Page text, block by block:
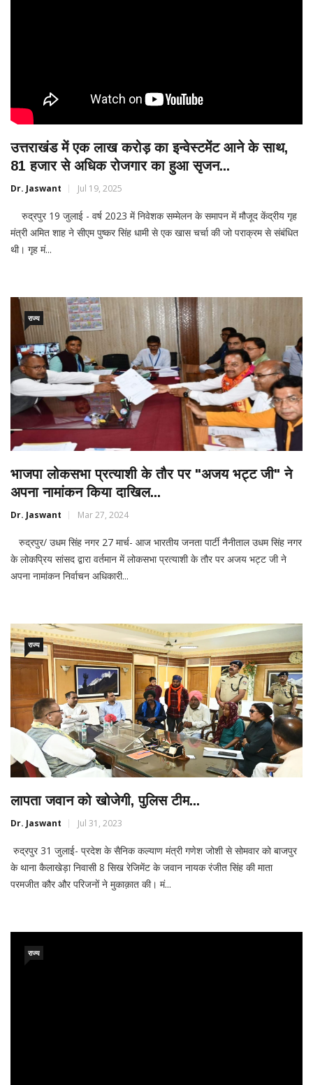
उत्तराखंड में एक लाख करोड़ का इन्वेस्टमेंट आने के साथ,
81 हजार से अधिक रोजगार का हुआ सृजन...
Dr. Jaswant Jul 19, 2025
रुद्रपुर 19 जुलाई - वर्ष 2023 में निवेशक सम्मेलन के समापन में मौजूद केंद्रीय गृह
मंत्री अमित शाह ने सीएम पुष्कर सिंह धामी से एक खास चर्चा की जो पराक्रम से संबंधित
थी। गृह मं...
राज्य
भाजपा लोकसभा प्रत्याशी के तौर पर "अजय भट्ट जी" ने
अपना नामांकन किया दाखिल...
Dr. Jaswant Mar 27, 2024
रुद्रपुर/ उधम सिंह नगर 27 मार्च- आज भारतीय जनता पार्टी नैनीताल उधम सिंह नगर
के लोकप्रिय सांसद द्वारा वर्तमान में लोकसभा प्रत्याशी के तौर पर अजय भट्ट जी ने
अपना नामांकन निर्वाचन अधिकारी...
राज्य
लापता जवान को खोजेगी, पुलिस टीम...
Dr. Jaswant Jul 31, 2023
रुद्रपुर 31 जुलाई- प्रदेश के सैनिक कल्याण मंत्री गणेश जोशी से सोमवार को बाजपुर
के थाना कैलाखेड़ा निवासी 8 सिख रेजिमेंट के जवान नायक रंजीत सिंह की माता
परमजीत कौर और परिजनों ने मुकाक़ात की। मं...
राज्य